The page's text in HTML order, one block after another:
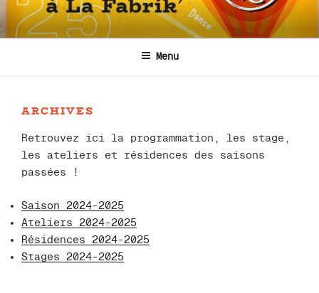
Aller
au
contenu
Menu
ARCHIVES
Retrouvez ici la programmation, les stage,
les ateliers et résidences des saisons
passées !
Saison 2024-2025
Ateliers 2024-2025
Résidences 2024-2025
Stages 2024-2025